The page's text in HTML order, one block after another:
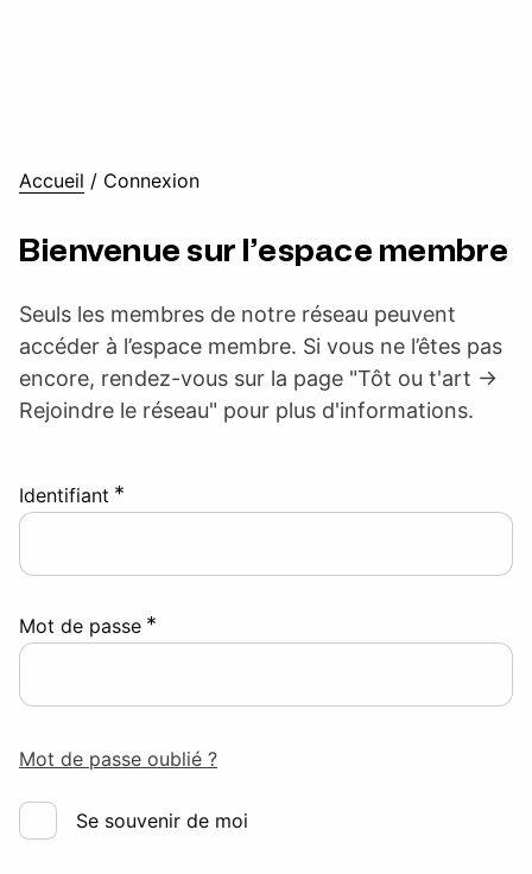
Accueil / Connexion
Bienvenue sur l’espace membre
Seuls les membres de notre réseau peuvent
accéder à l’espace membre. Si vous ne l’êtes pas
encore, rendez-vous sur la page "Tôt ou t'art ->
Rejoindre le réseau" pour plus d'informations.
Identifiant *
Mot de passe *
Mot de passe oublié ?
Se souvenir de moi